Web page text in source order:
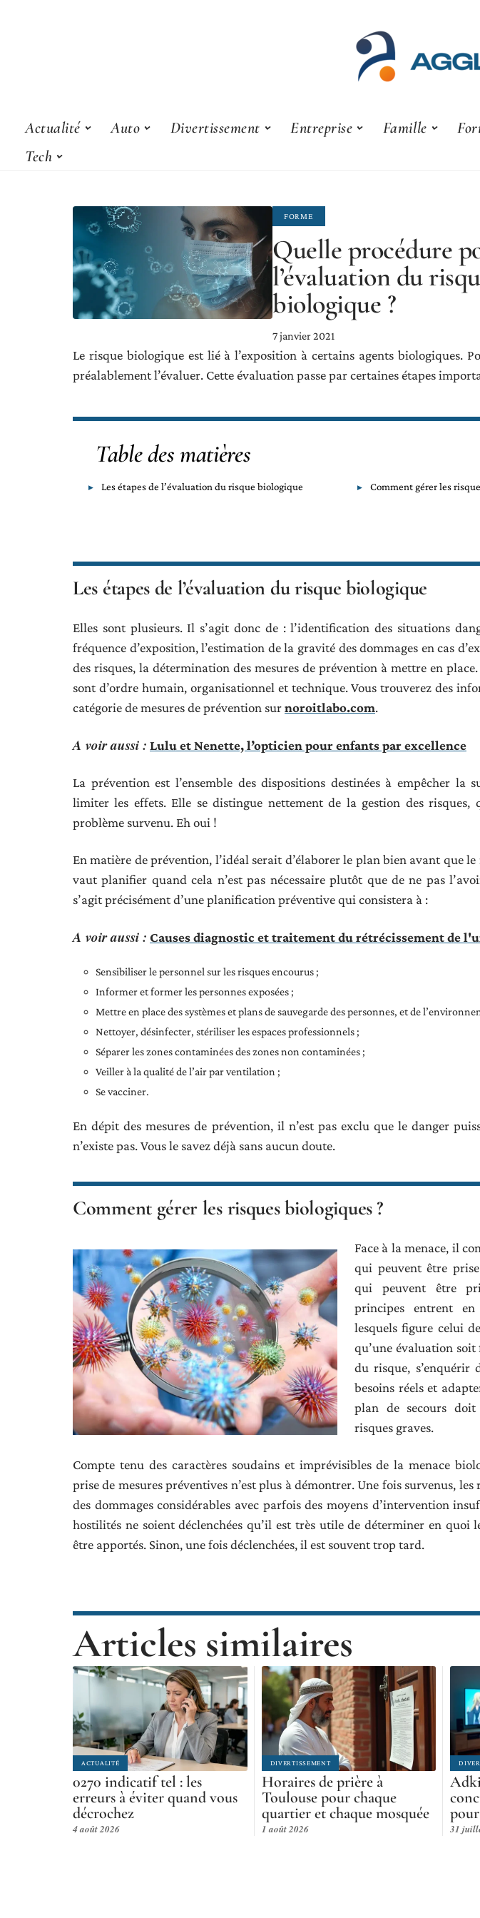
Actualité Auto Divertissement Entreprise Famille
Tech
FORME
Quelle procédure
l’évaluation du
biologique ?
7 janvier 2021
Le risque biologique est lié à l’exposition à certains agents biologiques.
préalablement l’évaluer. Cette évaluation passe par certaines étapes
Table des matières
Les étapes de l’évaluation du risque biologique Comment gérer les
Les étapes de l’évaluation du risque biologique
Elles sont plusieurs. Il s’agit donc de : l’identification des situations
fréquence d’exposition, l’estimation de la gravité des dommages en cas
des risques, la détermination des mesures de prévention à mettre en
sont d’ordre humain, organisationnel et technique. Vous trouverez des
catégorie de mesures de prévention surnoroitlabo.com.
A voir aussi : Lulu et Nenette, l’opticien pour enfants par excellence
La prévention est l’ensemble des dispositions destinées à empêcher la
limiter les effets. Elle se distingue nettement de la gestion des risques,
problème survenu. Eh oui !
En matière de prévention, l’idéal serait d’élaborer le plan bien avant que
vaut planifier quand cela n’est pas nécessaire plutôt que de ne pas
s’agit précisément d’une planification préventive qui consistera à :
A voir aussi : Causes diagnostic et traitement du rétrécissement de
Sensibiliser le personnel sur les risques encourus ;
Informer et former les personnes exposées ;
Mettre en place des systèmes et plans de sauvegarde des personnes, et de
Nettoyer, désinfecter, stériliser les espaces professionnels ;
Séparer les zones contaminées des zones non contaminées ;
Veiller à la qualité de l’air par ventilation ;
Se vacciner.
En dépit des mesures de prévention, il n’est pas exclu que le danger
n’existe pas. Vous le savez déjà sans aucun doute.
Comment gérer les risques biologiques ?
Face à la menace, il
qui peuvent être
qui peuvent être
principes entrent
lesquels figure celui
qu’une évaluation
du risque, s’enquérir
besoins réels et
plan de secours
risques graves.
Compte tenu des caractères soudains et imprévisibles de la menace
prise de mesures préventives n’est plus à démontrer. Une fois survenus,
des dommages considérables avec parfois des moyens d’intervention
hostilités ne soient déclenchées qu’il est très utile de déterminer en quoi
être apportés. Sinon, une fois déclenchées, il est souvent trop tard.
Articles similaires
ACTUALITÉ
0270 indicatif tel : les
erreurs à éviter quand vous
décrochez
4 août 2026
DIVERTISSEMENT
Horaires de prière à
Toulouse pour chaque
quartier et chaque mosquée
1 août 2026 31